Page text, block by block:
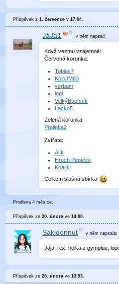
Příspěvek z1. července v17:04.
JáJá1 v něm napsal:
Když vezmu vzájemné:
Červená korunka:
Tobias7
KoloJM83
verbum
lopi
VelkýBochník
Lacko5
Zelená korunka:
Pralinka2
Zvířata:
Alík
Hroch Pepíček
Koalík
Celkem slušná sbírka
Prodleva 4 měsíce.
Příspěvek ze20. února ve14:00
Sakidonnut v němnapsala:
Jájá, rex, holka z gympluu, lopi
Příspěvek ze20. února ve13:53.